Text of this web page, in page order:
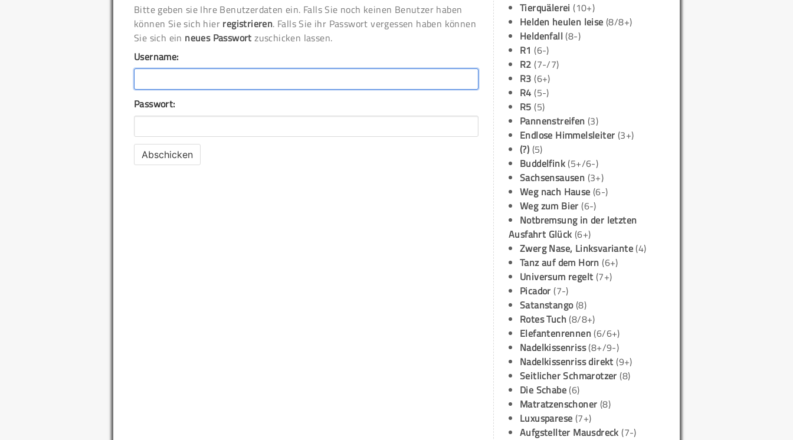
Bitte geben sie Ihre Benutzerdaten ein. Falls Sie noch keinen Benutzer haben
können Sie sich hier registrieren. Falls Sie ihr Passwort vergessen haben können
Sie sich ein neues Passwort zuschicken lassen.
Username:
Passwort:
Tierquälerei (10+)
Helden heulen leise(8/8+)
Heldenfall(8-)
R1 (6-)
R2 (7-/7)
R3 (6+)
R4 (5-)
R5 (5)
Pannenstreifen (3)
Endlose Himmelsleiter (3+)
(?) (5)
Buddelfink(5+/6-)
Sachsensausen (3+)
Weg nach Hause (6-)
Weg zum Bier (6-)
Notbremsung in der letzten
Ausfahrt Glück (6+)
Zwerg Nase, Linksvariante(4)
Tanz auf dem Horn (6+)
Universum regelt (7+)
Picador (7-)
Satanstango(8)
Rotes Tuch(8/8+)
Elefantenrennen(6/6+)
Nadelkissenriss(8+/9-)
Nadelkissenriss direkt (9+)
Seitlicher Schmarotzer (8)
Die Schabe(6)
Matratzenschoner (8)
Luxusparese (7+)
Aufgstellter Mausdreck (7-)